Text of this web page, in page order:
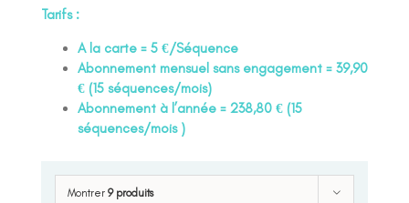
Tarifs :
A la carte = 5 €/Séquence
Abonnement mensuel sans engagement = 39,90
€ (15 séquences/mois)
Abonnement à l’année = 238,80 € (15
séquences/mois )
Montrer 9 produits